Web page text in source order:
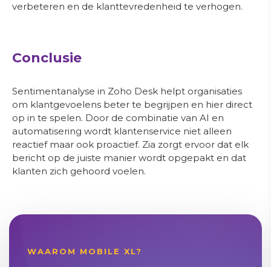
verbeteren en de klanttevredenheid te verhogen.
Conclusie
Sentimentanalyse in Zoho Desk helpt organisaties
om klantgevoelens beter te begrijpen en hier direct
op in te spelen. Door de combinatie van AI en
automatisering wordt klantenservice niet alleen
reactief maar ook proactief. Zia zorgt ervoor dat elk
bericht op de juiste manier wordt opgepakt en dat
klanten zich gehoord voelen.
WAAROM MOBILE XL?